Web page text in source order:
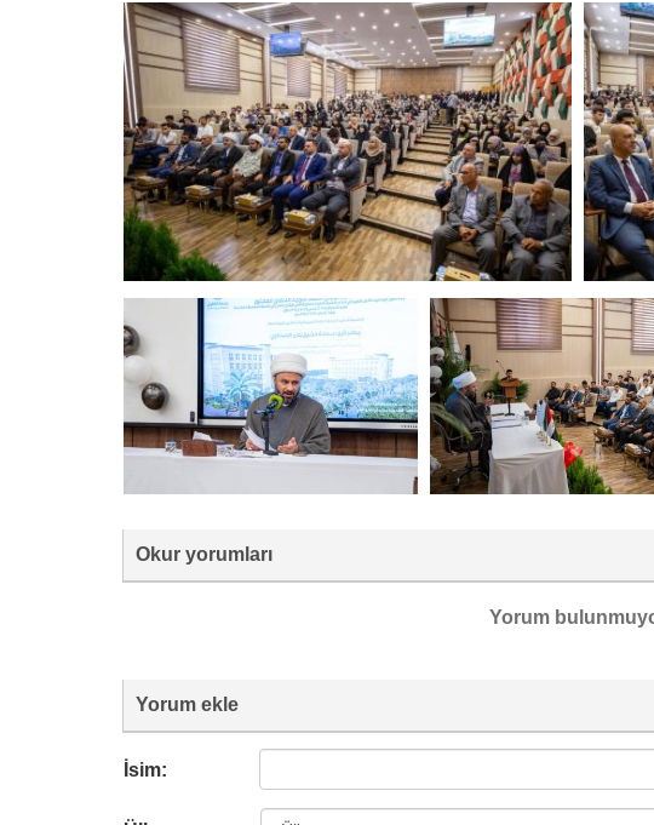
Okur yorumları
Yorum
Yorum ekle
İsim: